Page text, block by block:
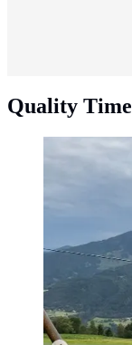
Quality
Nikita Willy